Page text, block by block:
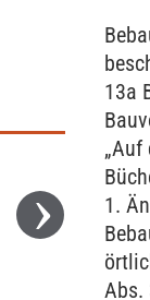
13a
„Auf
1.
Abs.